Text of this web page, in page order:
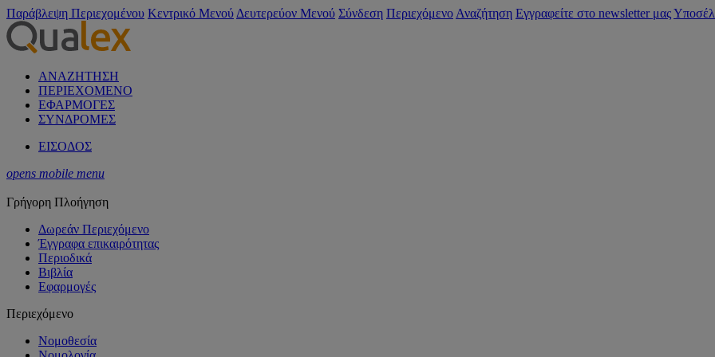
Παράβλεψη Περιεχομένου Κεντρικό Μενού Δευτερεύον Μενού Σύνδεση Περιεχόμενο Αναζήτηση Εγγραφείτε στο newsletter μας
ΑΝΑΖΗΤΗΣΗ
ΠΕΡΙΕΧΟΜΕΝΟ
ΕΦΑΡΜΟΓΕΣ
ΣΥΝΔΡΟΜΕΣ
ΕΙΣΟΔΟΣ
opens mobile menu
Γρήγορη Πλοήγηση
Δωρεάν Περιεχόμενο
Έγγραφα επικαιρότητας
Περιοδικά
Βιβλία
Εφαρμογές
Περιεχόμενο
Νομοθεσία